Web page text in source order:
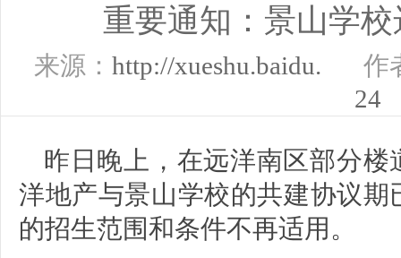
重要通知：景山学
来源： http://xueshu.baidu. 作
24
昨日晚上，在远洋南区部分
洋地产与景山学校的共建协议期
的招生范围和条件不再适用。